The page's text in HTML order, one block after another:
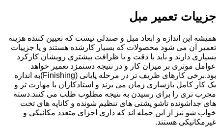
جزییات تعمیر مبل
همیشه این اندازه و ابعاد مبل و صندلی نیست که تعیین کننده هزینه
تعمیر آن می شود محصولات که بسیار کارشده هستند و یا جزییات
بسیاری دارند و باید با دقت و یا ظرافت بیشتری رویشان کارکرد
عوامل موثری بر میزان کار و در نتیجه دستمزد تعمیر خواهد
بود.برخی کارهای ظریف تر در مرحله پایانی (Finishing)به اندازه
یک کار کامل بازسازی زمان می برند و استادکاران با مهارت تر و
مجرب تری را برای رسیدن به نتیجه مطلوب طلب می کنند.دسته
های جداشونده تاشو پشتی های تنظیم شونده و کاناپه های تخت
خواب شو نیز از این جمله اند که داری اجزای متعدد مکانیکی و
غیرمکانیکی هستند.